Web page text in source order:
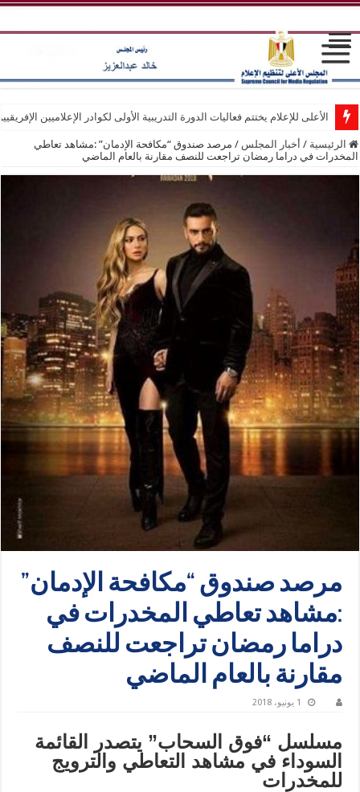
الأعلى للإعلام يختتم فعاليات الدورة التدريبية الأولى لكوادر الإعلاميين
الرئيسية / أخبار المجلس / مرصد صندوق “مكافحة الإدمان” :مشاهد تعاطي
المخدرات في دراما رمضان تراجعت للنصف مقارنة بالعام الماضي
مرصد صندوق “مكافحة الإدمان”
:مشاهد تعاطي المخدرات في
دراما رمضان تراجعت للنصف
مقارنة بالعام الماضي
1 يونيو، 2018
مسلسل “فوق السحاب” يتصدر القائمة
السوداء في مشاهد التعاطي والترويج
للمخدرات